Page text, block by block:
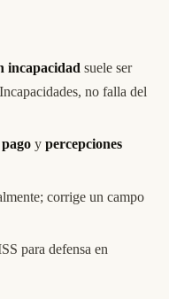
incapacidad suele ser
no falla del
y percepciones
corrige un campo
para defensa en